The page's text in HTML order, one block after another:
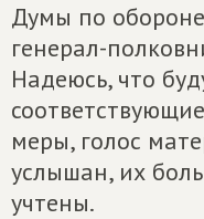
Думы по
генерал-
Надеюсь, что
меры, голос
услышан, их
учтены.